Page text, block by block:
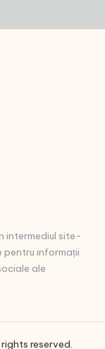
intermediul site-
informații
ale
reserved.